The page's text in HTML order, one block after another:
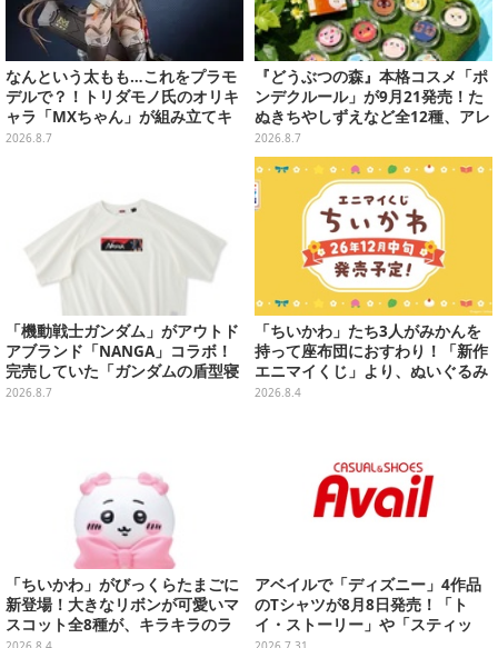
なんという太もも…これをプラモ
デルで？！トリダモノ氏のオリキ
ャラ「MXちゃん」が組み立てキ
ット化―持ってるケースはレール
2026.8.7
『どうぶつの森』本格コスメ「ポ
ンデクルール」が9月21発売！た
ぬきちやしずえなど全12種、アレ
ンジできるリアクションシールも
付属
2026.8.7
「機動戦士ガンダム」がアウトド
アブランド「NANGA」コラボ！
完売していた「ガンダムの盾型寝
袋」も2次受注開始
2026.8.7
「ちいかわ」たち3人がみかんを
持って座布団におすわり！「新作
エニマイくじ」より、ぬいぐるみ
画像が初公開
2026.8.4
「ちいかわ」がびっくらたまごに
新登場！大きなリボンが可愛いマ
スコット全8種が、キラキラのラ
アベイルで「ディズニー」4作品
のTシャツが8月8日発売！「ト
イ・ストーリー」や「スティッ